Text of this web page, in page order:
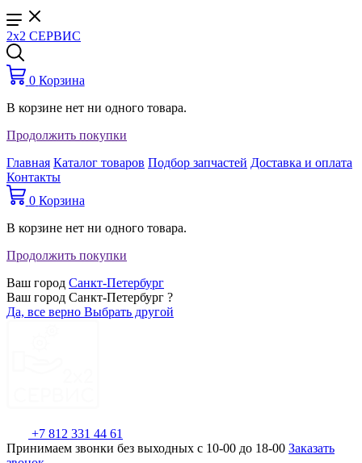
2x2 СЕРВИС
0 Корзина
В корзине нет ни одного товара.
Продолжить покупки
Главная Каталог товаров Подбор запчастей Доставка и оплата
Контакты
0 Корзина
В корзине нет ни одного товара.
Продолжить покупки
Ваш город Санкт-Петербург
Ваш город Санкт-Петербург ?
Да, все верно Выбрать другой
+7 812 331 44 61
Принимаем звонки без выходных с 10-00 до 18-00 Заказать